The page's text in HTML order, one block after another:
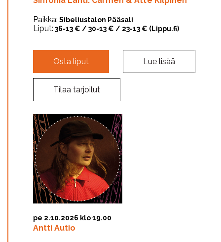
Paikka: Sibeliustalon Pääsali
Liput: 36-13 € / 30-13 € / 23-13 € (Lippu.fi)
Osta liput Lue lisää
Tilaa tarjoilut
pe 2.10.2026 klo 19.00
Antti Autio